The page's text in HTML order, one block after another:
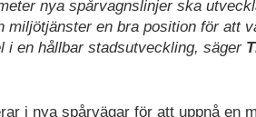
nya spårvagnslinjer ska
en bra position för att
en hållbar stadsutveckling, säger
i nya spårvägar för att uppnå en